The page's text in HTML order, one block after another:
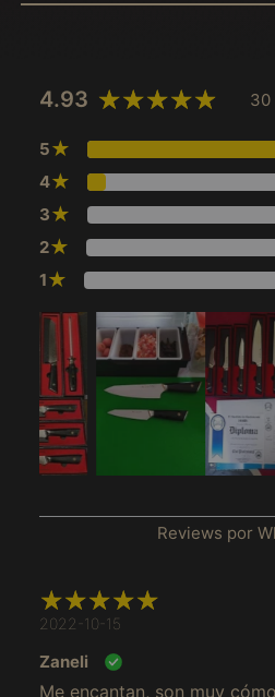
4.93 30
5★
4★
3★
2★
1★
Reviews por
2022-10-15
Zaneli
Me encantan, son muy
Afrique du Sud (MXN
$)